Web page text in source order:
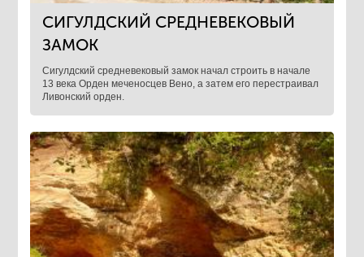
СИГУЛДСКИЙ СРЕДНЕВЕКОВЫЙ
ЗАМОК
Сигулдский средневековый замок начал строить в начале
13 века Орден меченосцев Вено, а затем его перестраивал
Ливонский орден.